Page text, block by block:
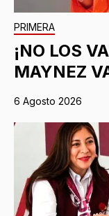
PRIMERA
¡NO LOS
MAYNEZ
6 Agosto 2026